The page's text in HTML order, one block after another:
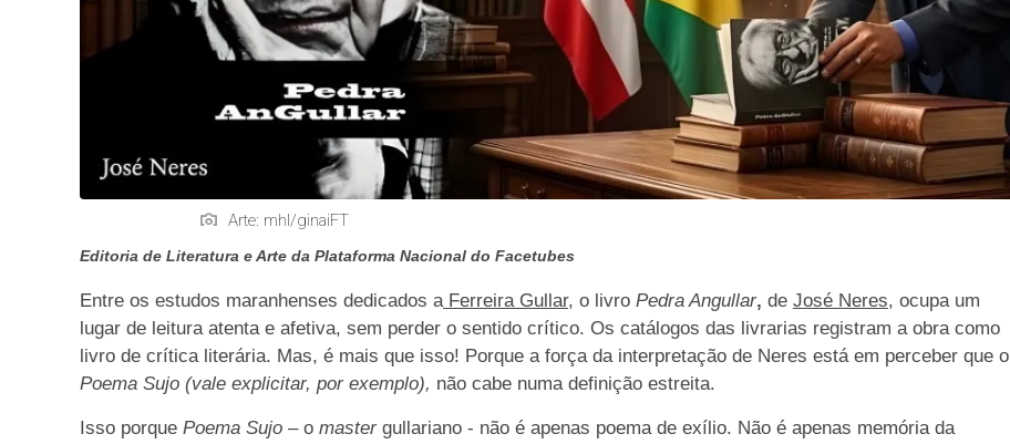
Arte: mhl/ginaiFT
Editoria de Literatura e Arte da Plataforma Nacional do Facetubes
Entre os estudos maranhenses dedicados aFerreira Gullar, o livro Pedra Angullar, de José Neres, ocupa um
lugar de leitura atenta e afetiva, sem perder o sentido crítico. Os catálogos das livrarias registram a obra como
livro de crítica literária. Mas, é mais que isso! Porque a força da interpretação de Neres está em perceber que o
Poema Sujo (vale explicitar, por exemplo), não cabe numa definição estreita.
Isso porque Poema Sujo – o master gullariano - não é apenas poema de exílio. Não é apenas memória da